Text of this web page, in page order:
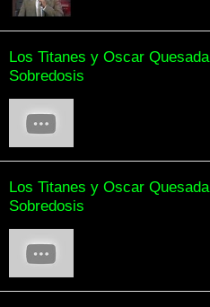
Los Titanes y Oscar
Sobredosis
Los Titanes y Oscar
Sobredosis